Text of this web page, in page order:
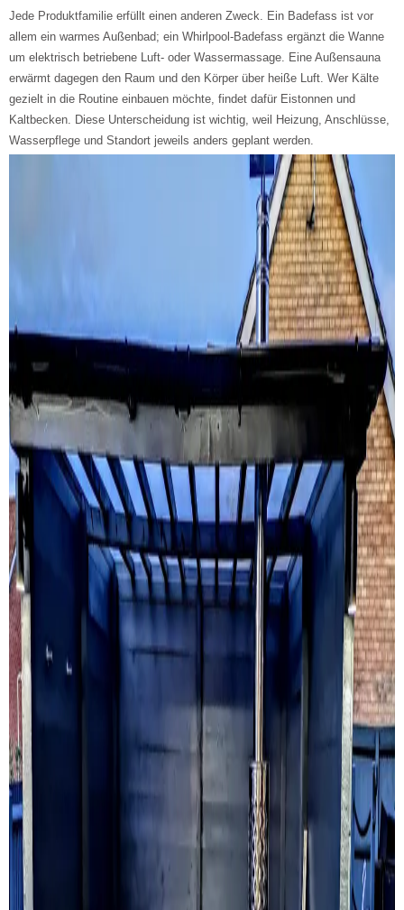
Jede Produktfamilie erfüllt einen anderen Zweck. Ein Badefass ist vor
allem ein warmes Außenbad; ein Whirlpool-Badefass ergänzt die Wanne
um elektrisch betriebene Luft- oder Wassermassage. Eine Außensauna
erwärmt dagegen den Raum und den Körper über heiße Luft. Wer Kälte
gezielt in die Routine einbauen möchte, findet dafür Eistonnen und
Kaltbecken. Diese Unterscheidung ist wichtig, weil Heizung, Anschlüsse,
Wasserpflege und Standort jeweils anders geplant werden.